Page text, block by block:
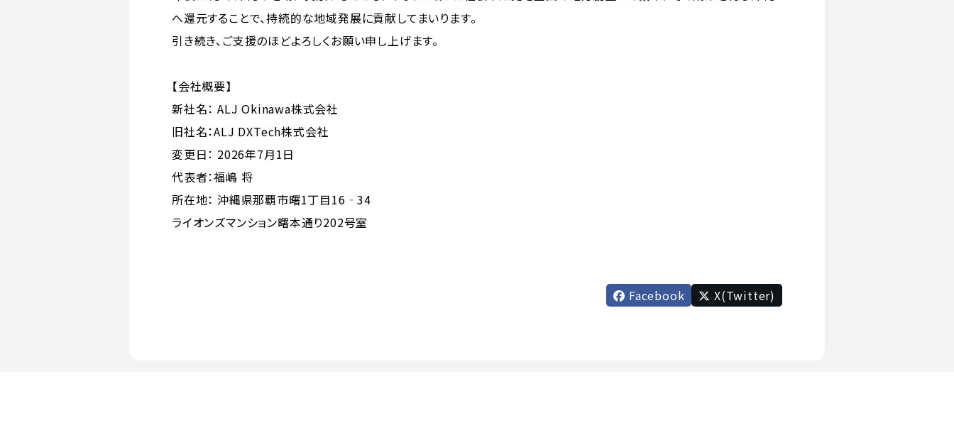
へ還元することで、持続的な地域発展に貢献してまいります。
引き続き、ご支援のほどよろしくお願い申し上げます。
【会社概要】
新社名： ALJ Okinawa株式会社
旧社名：ALJ DXTech株式会社
変更日： 2026年7月1日
代表者：福嶋 将
所在地： 沖縄県那覇市曙1丁目16‐34
ライオンズマンション曙本通り202号室
Facebook X(Twitter)